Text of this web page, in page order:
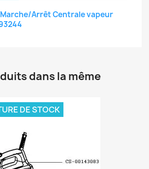
Arrêt Centrale vapeur
dans la même
DE STOCK